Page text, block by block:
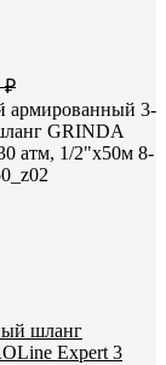
₽
армированный 3-
GRINDA
атм, 1/2"х50м 8-